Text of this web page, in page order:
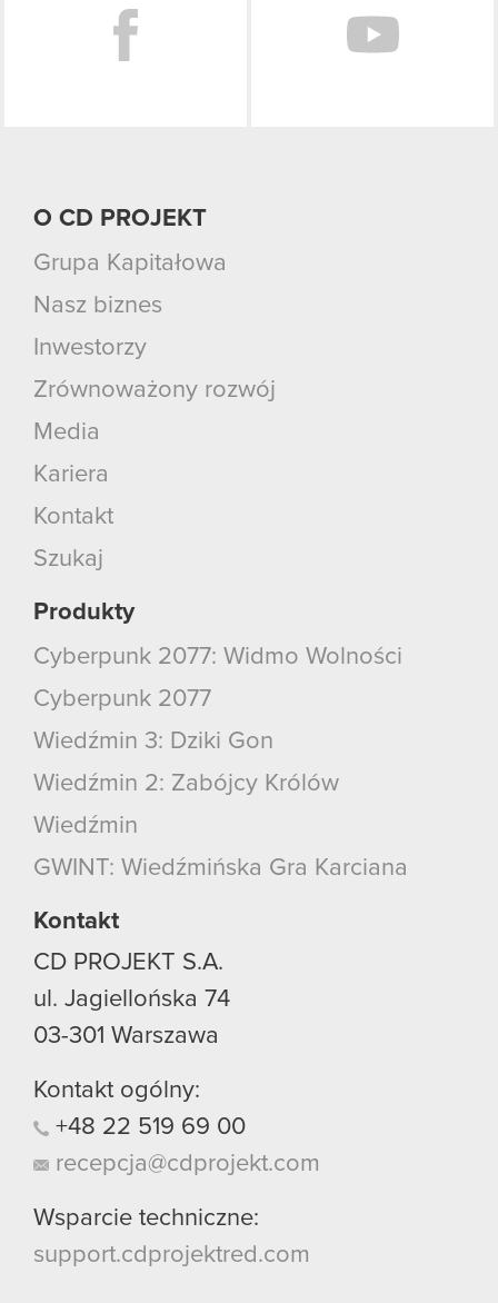
O CD PROJEKT
Grupa Kapitałowa
Nasz biznes
Inwestorzy
Zrównoważony rozwój
Media
Kariera
Kontakt
Szukaj
Produkty
Cyberpunk 2077: Widmo Wolności
Cyberpunk 2077
Wiedźmin 3: Dziki Gon
Wiedźmin 2: Zabójcy Królów
Wiedźmin
GWINT: Wiedźmińska Gra Karciana
Kontakt
CD PROJEKT S.A.
ul. Jagiellońska 74
03-301 Warszawa
Kontakt ogólny:
+48 22 519 69 00
recepcja@cdprojekt.com
Wsparcie techniczne:
support.cdprojektred.com